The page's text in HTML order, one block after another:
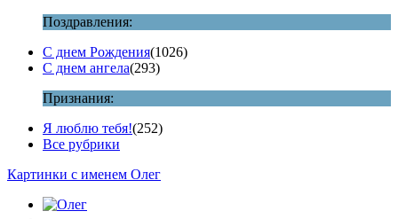
Поздравления:
С днем Рождения(1026)
С днем ангела(293)
Признания:
Я люблю тебя!(252)
Все рубрики
Картинки с именем Олег